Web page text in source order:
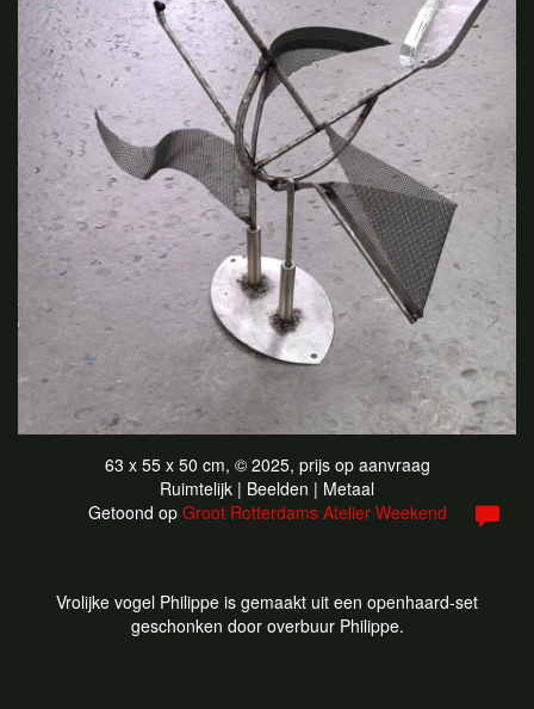
63 x 55 x 50 cm, © 2025, prijs op aanvraag
Ruimtelijk | Beelden | Metaal
Getoond op Groot Rotterdams Atelier Weekend
Vrolijke vogel Philippe is gemaakt uit een openhaard-set
geschonken door overbuur Philippe.